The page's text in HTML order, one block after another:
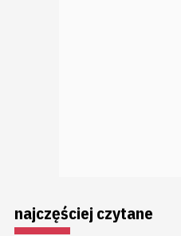
najczęściej czytane